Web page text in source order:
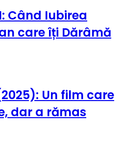
Când Iubirea
care îți Dărâmă
Un film care
dar a rămas